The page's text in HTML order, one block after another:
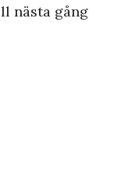
nästa gång